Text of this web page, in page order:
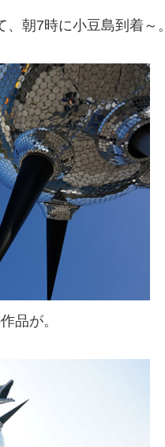
朝7時に小豆島到着～。
品が。